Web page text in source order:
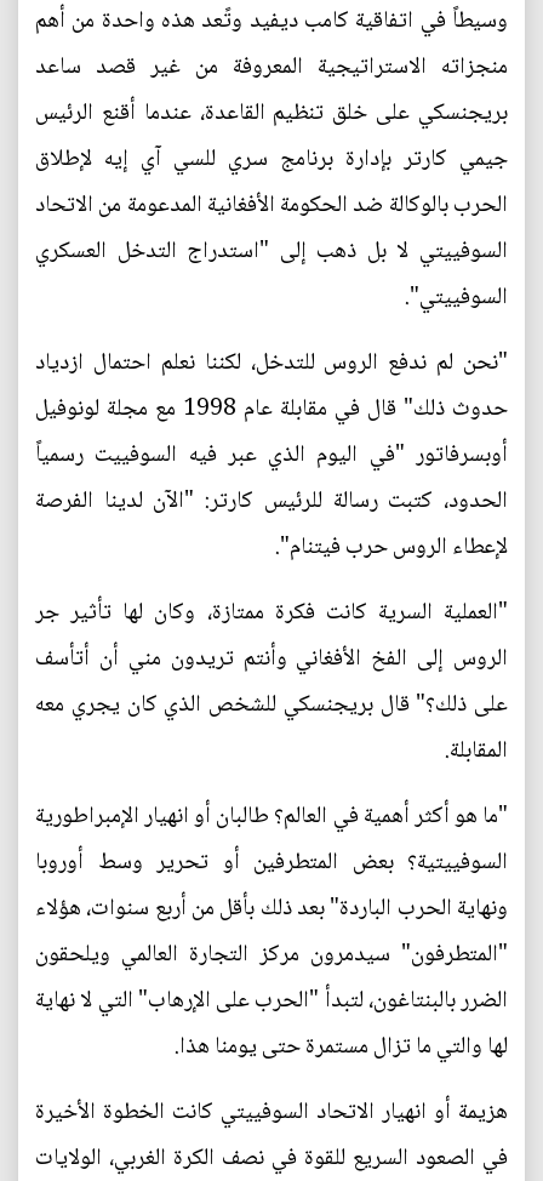
وسيطاً في اتفاقية كامب ديفيد وتًعد هذه واحدة من أهم
منجزاته الاستراتيجية المعروفة من غير قصد ساعد
بريجنسكي على خلق تنظيم القاعدة، عندما أقنع الرئيس
جيمي كارتر بإدارة برنامج سري للسي آي إيه لإطلاق
الحرب بالوكالة ضد الحكومة الأفغانية المدعومة من الاتحاد
السوفييتي لا بل ذهب إلى "استدراج التدخل العسكري
السوفييتي".
"نحن لم ندفع الروس للتدخل، لكننا نعلم احتمال ازدياد
حدوث ذلك" قال في مقابلة عام 1998 مع مجلة لونوفيل
أوبسرفاتور "في اليوم الذي عبر فيه السوفييت رسمياً
الحدود، كتبت رسالة للرئيس كارتر: "الآن لدينا الفرصة
لإعطاء الروس حرب فيتنام".
"العملية السرية كانت فكرة ممتازة، وكان لها تأثير جر
الروس إلى الفخ الأفغاني وأنتم تريدون مني أن أتأسف
على ذلك؟" قال بريجنسكي للشخص الذي كان يجري معه
المقابلة.
"ما هو أكثر أهمية في العالم؟ طالبان أو انهيار الإمبراطورية
السوفييتية؟ بعض المتطرفين أو تحرير وسط أوروبا
ونهاية الحرب الباردة" بعد ذلك بأقل من أربع سنوات، هؤلاء
"المتطرفون" سيدمرون مركز التجارة العالمي ويلحقون
الضرر بالبنتاغون، لتبدأ "الحرب على الإرهاب" التي لا نهاية
لها والتي ما تزال مستمرة حتى يومنا هذا.
هزيمة أو انهيار الاتحاد السوفييتي كانت الخطوة الأخيرة
في الصعود السريع للقوة في نصف الكرة الغربي، الولايات